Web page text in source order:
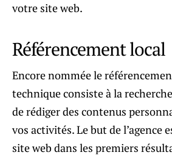
votre site web.
Référencement local
Encore nommée le
technique consiste à la
de rédiger des contenus
vos activités. Le but de l’agence
site web dans les premiers